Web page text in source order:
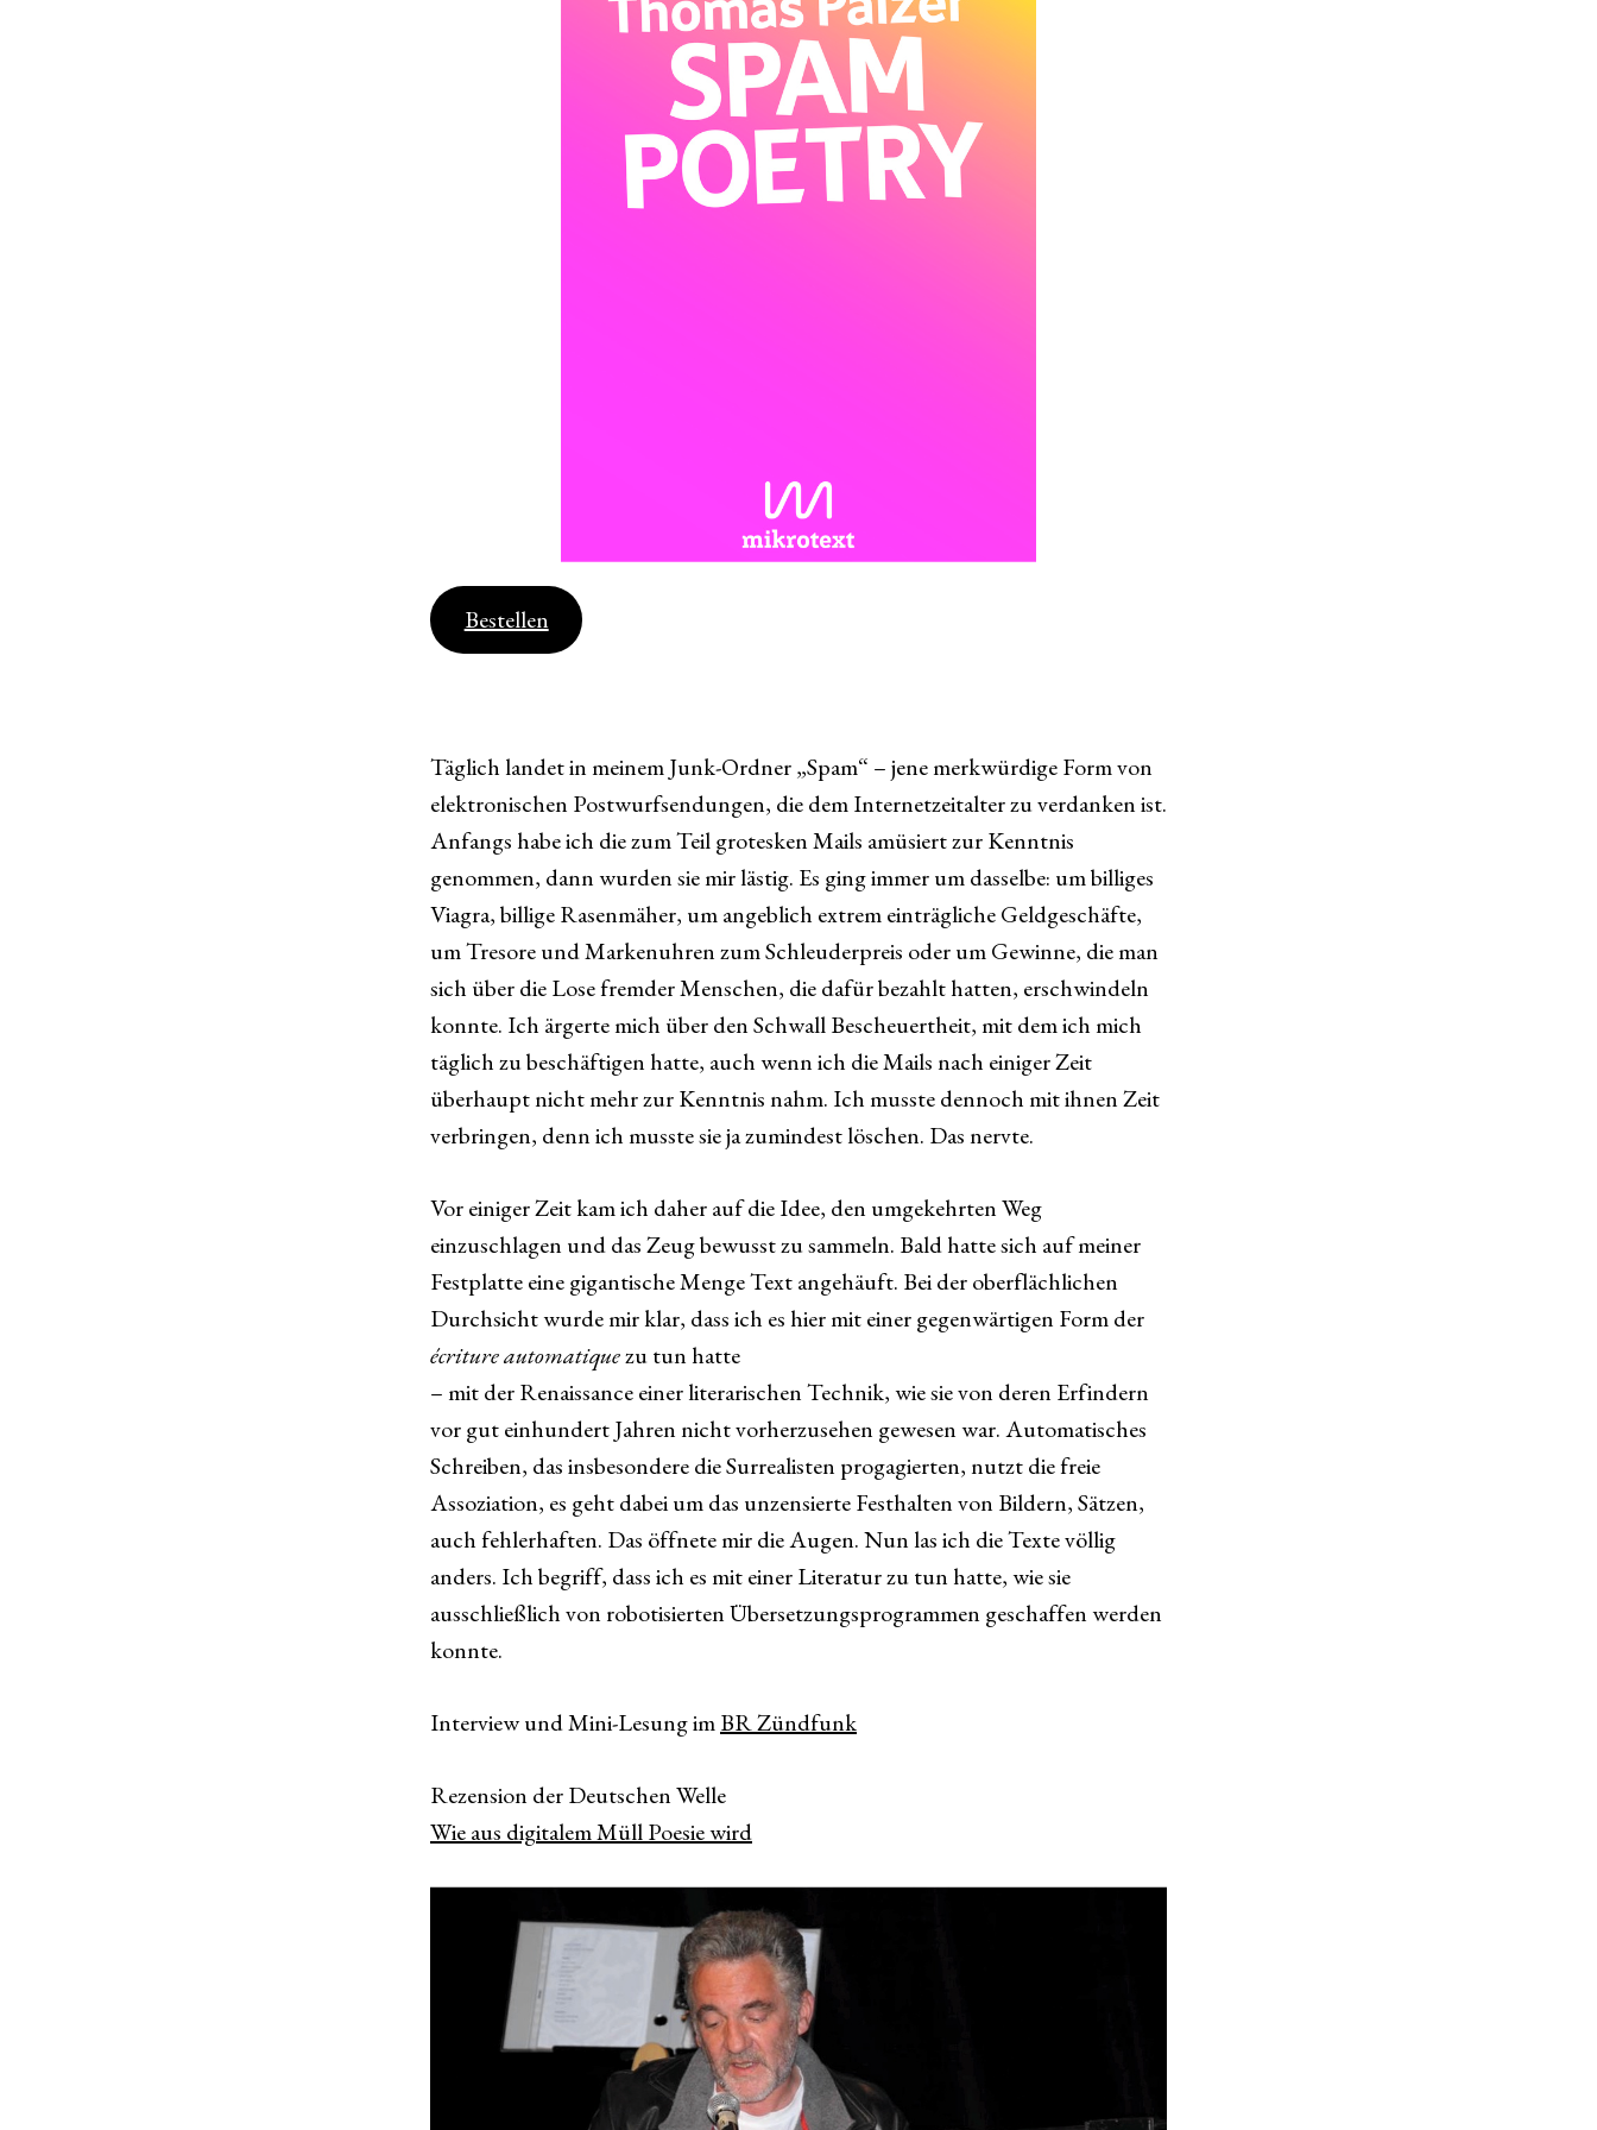
Bestellen
Täglich landet in meinem Junk-Ordner „Spam“ – jene merkwürdige Form von
elektronischen Postwurfsendungen, die dem Internetzeitalter zu verdanken ist.
Anfangs habe ich die zum Teil grotesken Mails amüsiert zur Kenntnis
genommen, dann wurden sie mir lästig. Es ging immer um dasselbe: um billiges
Viagra, billige Rasenmäher, um angeblich extrem einträgliche Geldgeschäfte,
um Tresore und Markenuhren zum Schleuderpreis oder um Gewinne, die man
sich über die Lose fremder Menschen, die dafür bezahlt hatten, erschwindeln
konnte. Ich ärgerte mich über den Schwall Bescheuertheit, mit dem ich mich
täglich zu beschäftigen hatte, auch wenn ich die Mails nach einiger Zeit
überhaupt nicht mehr zur Kenntnis nahm. Ich musste dennoch mit ihnen Zeit
verbringen, denn ich musste sie ja zumindest löschen. Das nervte.
Vor einiger Zeit kam ich daher auf die Idee, den umgekehrten Weg
einzuschlagen und das Zeug bewusst zu sammeln. Bald hatte sich auf meiner
Festplatte eine gigantische Menge Text angehäuft. Bei der oberflächlichen
Durchsicht wurde mir klar, dass ich es hier mit einer gegenwärtigen Form der
écriture automatiquezu tun hatte
– mit der Renaissance einer literarischen Technik, wie sie von deren Erfindern
vor gut einhundert Jahren nicht vorherzusehen gewesen war. Automatisches
Schreiben, das insbesondere die Surrealisten progagierten, nutzt die freie
Assoziation, es geht dabei um das unzensierte Festhalten von Bildern, Sätzen,
auch fehlerhaften. Das öffnete mir die Augen. Nun las ich die Texte völlig
anders. Ich begriff, dass ich es mit einer Literatur zu tun hatte, wie sie
ausschließlich von robotisierten Übersetzungsprogrammen geschaffen werden
konnte.
Interview und Mini-Lesung imBR Zündfunk
Rezension der Deutschen Welle
Wie aus digitalem Müll Poesie wird